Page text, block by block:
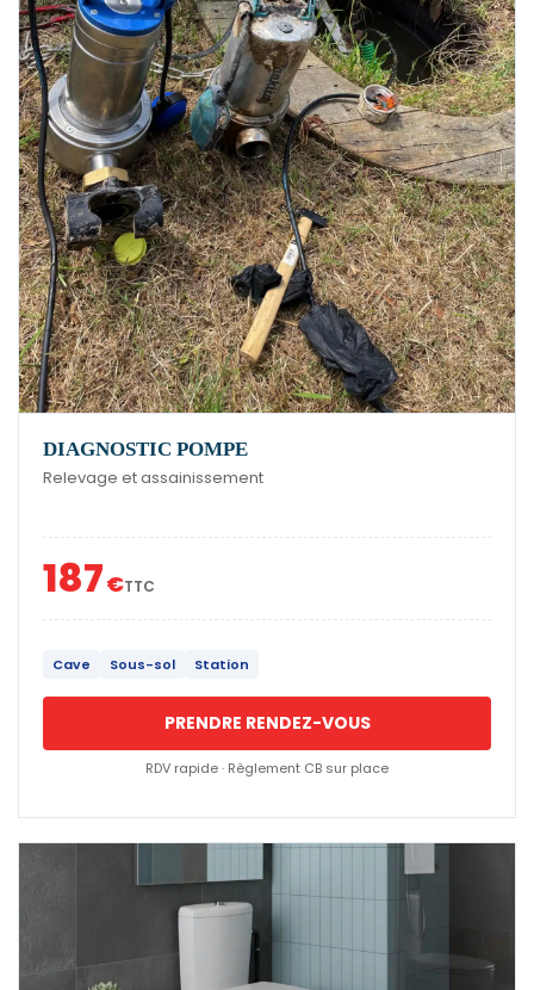
DIAGNOSTIC POMPE
Relevage et assainissement
187€TTC
Cave Sous-sol Station
PRENDRE RENDEZ-VOUS
RDV rapide · Règlement CB sur place